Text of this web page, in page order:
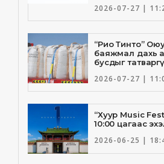
2026-07-27 |
“Рио Тинто”
баяжмал дахь
бусдыг
2026-07-27 |
“Хуур Music
10:00 цагаас
2026-06-25 |